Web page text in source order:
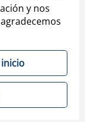
y nos